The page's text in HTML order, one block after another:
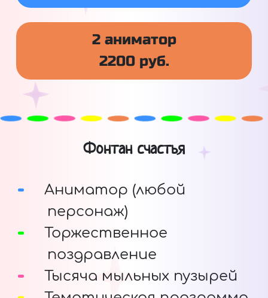
2 аниматор
2200 руб.
Фонтан счастья
Аниматор (любой
персонаж)
Торжественное
поздравление
Тысяча мыльных пузырей